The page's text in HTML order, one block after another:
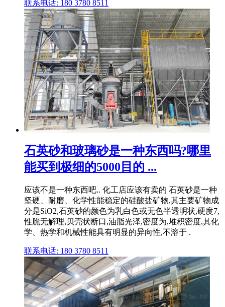
联系电话: 180 3780 8511
石英砂和玻璃砂是一种东西吗?哪里
能买到极细的5000目的 ...
应该不是一种东西吧.. 化工店应该有卖的 石英砂是一种
坚硬、耐磨、化学性能稳定的硅酸盐矿物,其主要矿物成
分是SiO2,石英砂的颜色为乳白色或无色半透明状,硬度7,
性脆无解理,贝壳状断口,油脂光泽,密度为,堆积密度,其化
学、热学和机械性能具有明显的异向性,不溶于 .
联系电话: 180 3780 8511